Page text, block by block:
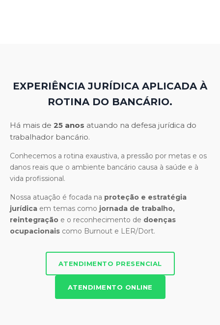
EXPERIÊNCIA JURÍDICA APLICADA À
ROTINA DO BANCÁRIO.
Há mais de 25 anos atuando na defesa jurídica do
trabalhador bancário.
Conhecemos a rotina exaustiva, a pressão por metas e os
danos reais que o ambiente bancário causa à saúde e à
vida profissional.
Nossa atuação é focada na proteção e estratégia
jurídica em temas como jornada de trabalho,
reintegração e o reconhecimento de doenças
ocupacionais como Burnout e LER/Dort.
ATENDIMENTO PRESENCIAL
ATENDIMENTO ONLINE